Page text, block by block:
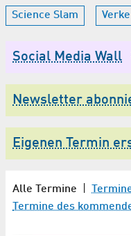
Science Slam
Social Media Wall
Newsletter
Eigenen Termin
Alle Termine
Termine des